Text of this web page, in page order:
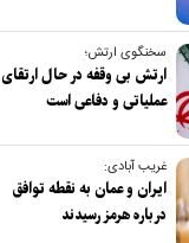
سخنگوی ارتش؛
ارتش بی وقفه در حال ارتقای
عملیاتی و دفاعی است
غریب آبادی:
ایران و عمان به نقطه توافق
درباره هرمز رسیدند